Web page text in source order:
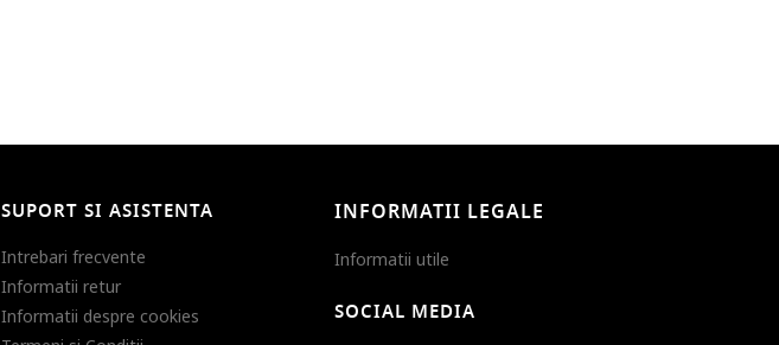
SUPORT SI ASISTENTA
Intrebari frecvente
Informatii retur
Informatii despre cookies
INFORMATII LEGALE
Informatii utile
SOCIAL MEDIA